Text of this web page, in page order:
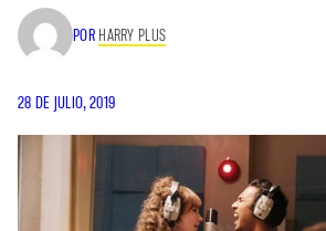
POR HARRY PLUS
28 DE JULIO, 2019